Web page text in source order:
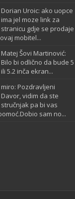
Dorian Uroic: ako uopce
ima jel moze link za
stranicu gdje se prodaje
mobitel...
Matej Šovi Martinović:
Bilo bi odlično da bude 5
ili 5.2 inča ekran...
miro: Pozdravljeni
Davor, vidim da ste
stručnjak pa bi vas
sam no...